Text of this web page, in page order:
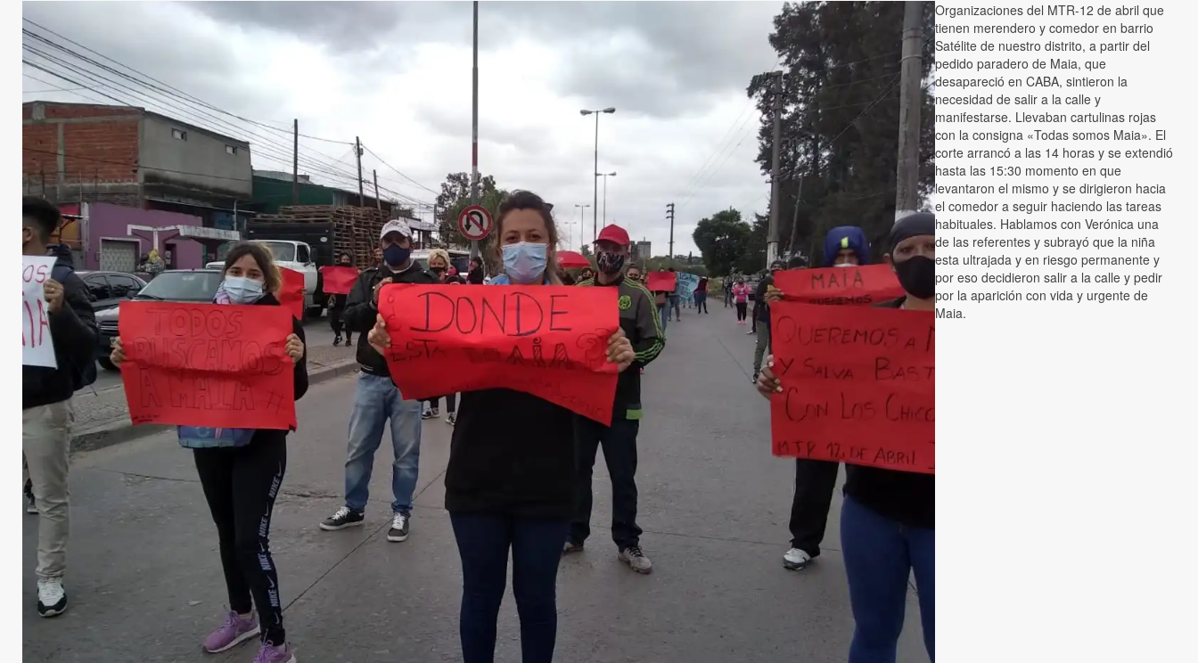
Organizaciones del MTR-12 de abril que
tienen merendero y comedor en barrio
Satélite de nuestro distrito, a partir del
pedido paradero de Maia, que
desapareció en CABA, sintieron la
necesidad de salir a la calle y
manifestarse. Llevaban cartulinas rojas
con la consigna «Todas somos Maia». El
corte arrancó a las 14 horas y se extendió
hasta las 15:30 momento en que
levantaron el mismo y se dirigieron hacia
el comedor a seguir haciendo las tareas
habituales. Hablamos con Verónica una
de las referentes y subrayó que la niña
esta ultrajada y en riesgo permanente y
por eso decidieron salir a la calle y pedir
por la aparición con vida y urgente de
Maia.